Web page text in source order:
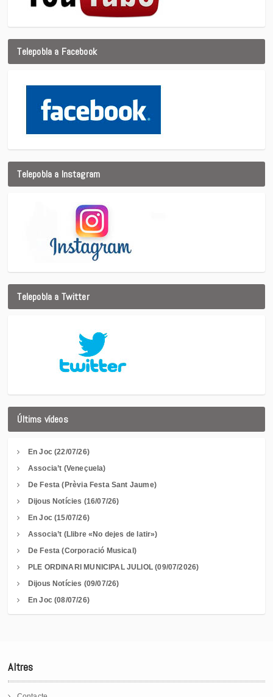
Telepobla a Facebook
Telepobla a Instagram
Telepobla a Twitter
Últims vídeos
En Joc (22/07/26)
Associa’t (Veneçuela)
De Festa (Prèvia Festa Sant Jaume)
Dijous Notícies (16/07/26)
En Joc (15/07/26)
Associa’t (Llibre «No dejes de latir»)
De Festa (Corporació Musical)
PLE ORDINARI MUNICIPAL JULIOL (09/07/2026)
Dijous Notícies (09/07/26)
En Joc (08/07/26)
Altres